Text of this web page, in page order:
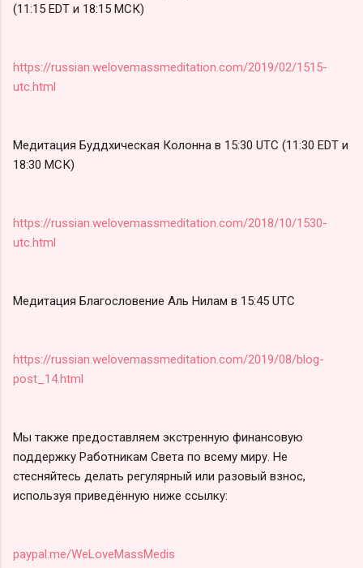
(11:15 EDT и 18:15 МСК)
https://russian.welovemassmeditation.com/2019/02/1515-
utc.html
Медитация Буддхическая Колонна в 15:30 UTC (11:30 EDT и
18:30 МСК)
https://russian.welovemassmeditation.com/2018/10/1530-
utc.html
Медитация Благословение Аль Нилам в 15:45 UTC
https://russian.welovemassmeditation.com/2019/08/blog-
post_14.html
Мы также предоставляем экстренную финансовую
поддержку Работникам Света по всему миру. Не
стесняйтесь делать регулярный или разовый взнос,
используя приведённую ниже ссылку:
paypal.me/WeLoveMassMedis